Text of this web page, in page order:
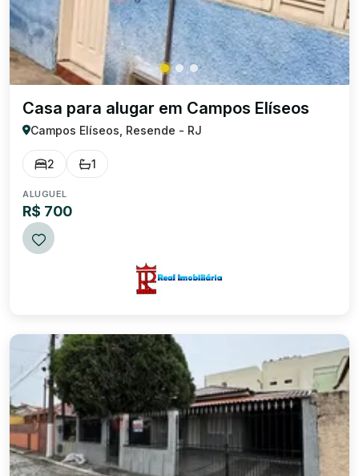
Casa para alugar em Campos Elíseos
Campos Elíseos, Resende - RJ
2 1
ALUGUEL
R$ 700